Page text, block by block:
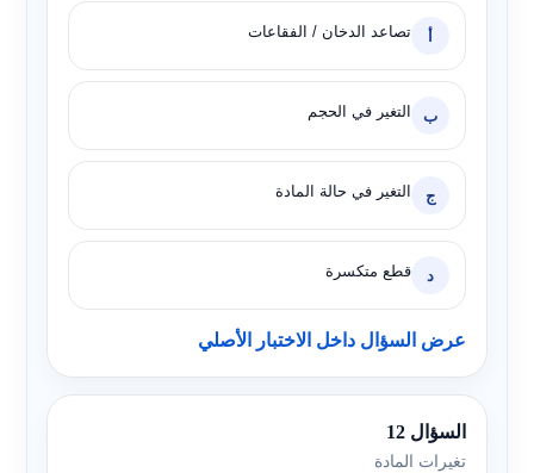
أ تصاعد الدخان / الفقاعات
ب التغير في الحجم
ج التغير في حالة المادة
د قطع متكسرة
عرض السؤال داخل الاختبار الأصلي
السؤال 12
تغيرات المادة